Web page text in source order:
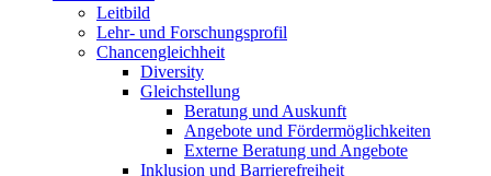
Leitbild
Lehr- und Forschungsprofil
Chancengleichheit
Diversity
Gleichstellung
Beratung und Auskunft
Angebote und Fördermöglichkeiten
Externe Beratung und Angebote
Inklusion und Barrierefreiheit